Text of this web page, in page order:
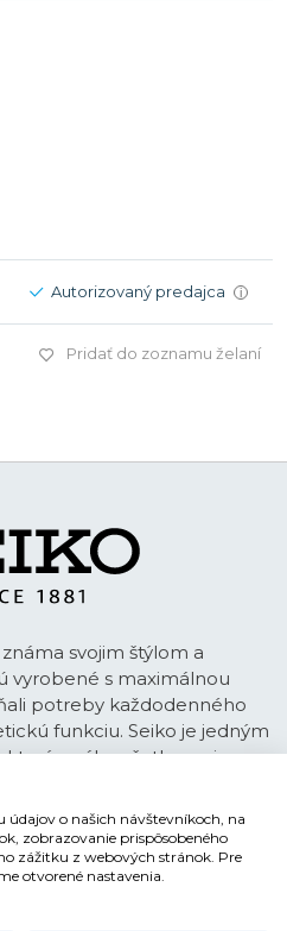
Autorizovaný predajca i
Pridať do zoznamu želaní
svojim štýlom a
vyrobené s maximálnou
potreby každodenného
funkciu. Seiko je jedným
vyrába všetky svoje
číselníkov,
a ďalších častí si Seiko vo
i mazivá používané v
nátery. Maximálna
o našich návštevníkoch, na
zobrazovanie prispôsobeného
zážitku z webových stránok. Pre
otvorené nastavenia.